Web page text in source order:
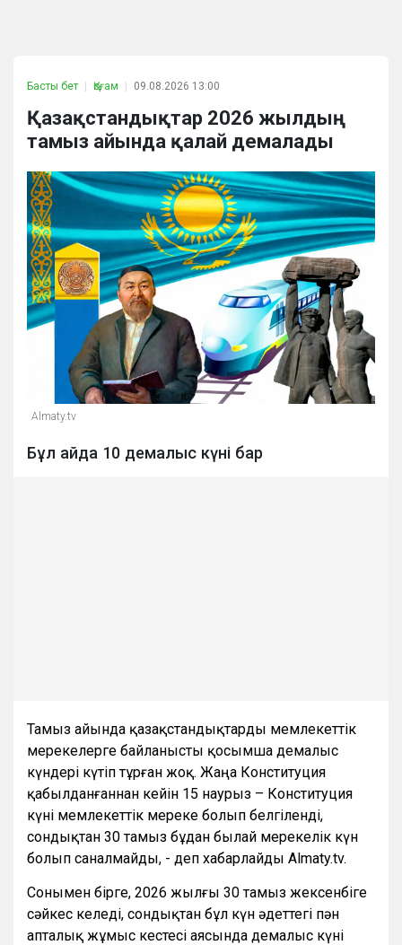
Басты бет Қоғам 09.08.2026 13:00
Қазақстандықтар 2026 жылдың
тамыз айында қалай демалады
Almaty.tv
Бұл айда 10 демалыс күні бар
Тамыз айында қазақстандықтарды мемлекеттік
мерекелерге байланысты қосымша демалыс
күндері күтіп тұрған жоқ. Жаңа Конституция
қабылданғаннан кейін 15 наурыз – Конституция
күні мемлекеттік мереке болып белгіленді,
сондықтан 30 тамыз бұдан былай мерекелік күн
болып саналмайды, - деп хабарлайды Almaty.tv.
Сонымен бірге, 2026 жылғы 30 тамыз жексенбіге
сәйкес келеді, сондықтан бұл күн әдеттегі пән
апталық жұмыс кестесі аясында демалыс күні